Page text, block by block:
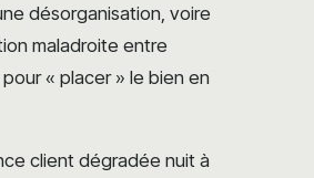
désorganisation, voire
maladroite entre
« placer » le bien en
client dégradée nuit à